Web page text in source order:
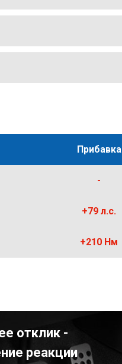
Прибавка
-
+79 л.с.
+210 Нм
отклик -
реакции